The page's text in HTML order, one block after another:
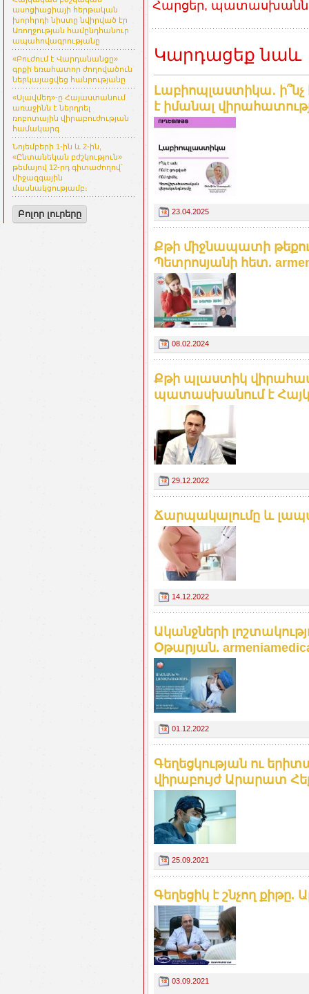
ասոցիացիայի հերթական
խորհրդի նիստը նվիրված էր
Առողջության համընդհանուր
ապահովագրությանը
«Բուժում է Վարդանանցը»
գրքի եռահատոր ժողովածուն
ներկայացվեց հանրությանը
«Սլավմեդ»-ը Հայաստանում
առաջինն է ներդրել
ռոբոտային վիրաբուժության
համակարգ
Նոյեմբերի 1-ին և 2-ին,
«Ընտանեկան բժշկություն»
թեմայով 12-րդ գիտաժողով՝
միջազգային
մասնակցությամբ։
Բոլոր լուրերը
Հարցեր,
Կարդացեք նաև
Լաբիոպլաստիկա․
է իմանալ
23.04.2025
Քթի միջնապատի
Պետրոսյանի հետ.
08.02.2024
Քթի պլաստիկ
պատասխանում է Հայկ
29.12.2022
Ճարպակալումը և
14.12.2022
Ականջների
Օթարյան.
01.12.2022
Գեղեցկության ու
վիրաբույժ Արարատ
25.09.2021
Գեղեցիկ է շնչող քիթը.
03.09.2021